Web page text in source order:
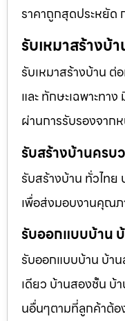
ราคาถูกสุดประหยัด
รับเหมาสร้างบ้
รับเหมาสร้างบ้าน
และ ทักษะเฉพาะทา
ผ่านการรับรองจาก
รับสร้างบ้านคร
รับสร้างบ้าน ทั่วไทย
เพื่อส่งมอบงานคุณภ
รับออกแบบบ้าน
รับออกแบบบ้าน บ้า
เดียว บ้านสองชั้น บ้
นอื่นๆตามที่ลูกค้าต้